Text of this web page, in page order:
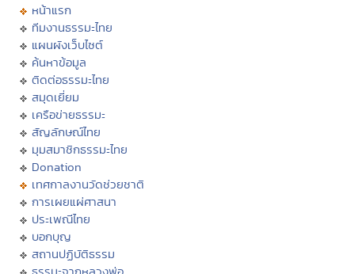
หน้าแรก
ทีมงานธรรมะไทย
แผนผังเว็บไซต์
ค้นหาข้อมูล
ติดต่อธรรมะไทย
สมุดเยี่ยม
เครือข่ายธรรมะ
สัญลักษณ์ไทย
มุมสมาชิกธรรมะไทย
Donation
เทศกาลงานวัดช่วยชาติ
การเผยแผ่ศาสนา
ประเพณีไทย
บอกบุญ
สถานปฏิบัติธรรม